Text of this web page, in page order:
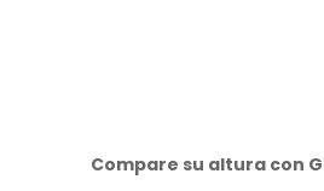
Compare su altura con